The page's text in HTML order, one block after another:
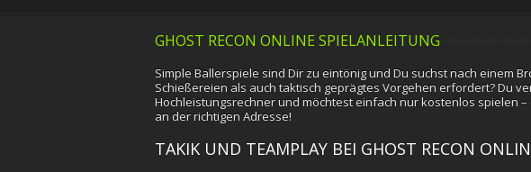
GHOST RECON ONLINE SPIELANLEITUNG
Simple Ballerspiele sind Dir zu eintönig und Du suchst nach einem
Schießereien als auch taktisch geprägtes Vorgehen erfordert? Du
Hochleistungsrechner und möchtest einfach nur kostenlos spielen –
an der richtigen Adresse!
TAKIK UND TEAMPLAY BEI GHOST RECON